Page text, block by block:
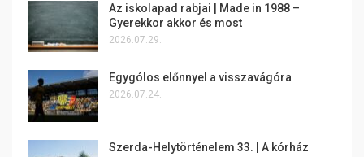
Az iskolapad rabjai | Made in 1988 –
Gyerekkor akkor és most
2026.07.29.
Egygólos előnnyel a visszavágóra
2026.07.24.
Szerda-Helytörténelem 33. | A kórház